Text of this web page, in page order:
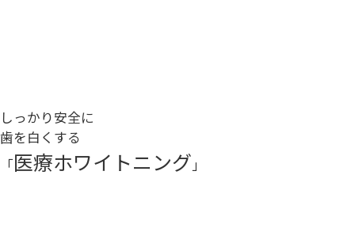
しっかり安全に
歯を白くする
「医療ホワイトニング」